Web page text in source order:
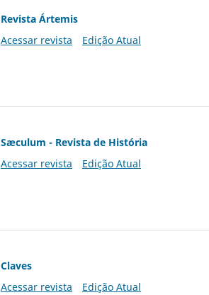
Revista Ártemis
Acessar revista
Edição Atual
Sæculum - Revista de História
Acessar revista
Edição Atual
Claves
Acessar revista
Edição Atual